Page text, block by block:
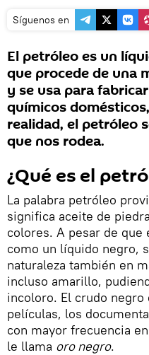
Síguenos en
El petróleo es un
que procede de una
y se usa para
químicos
realidad, el petróleo
que nos rodea.
¿Qué es el
La palabra petróleo
significa aceite de
colores. A pesar de
como un líquido negro,
naturaleza también en
incluso amarillo,
incoloro. El crudo
películas, los
con mayor frecuencia
le llama oro negro.